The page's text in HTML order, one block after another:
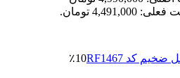
4,491,000 تومان.
٪10